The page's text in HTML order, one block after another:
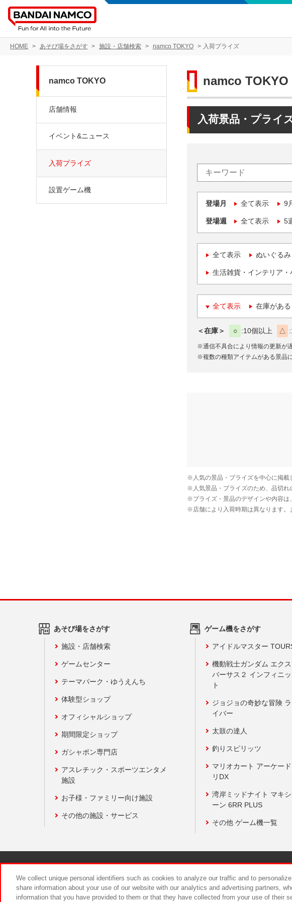
HOME あそび場をさがす 施設・店舗検索 namco TOKYO 入荷プライズ
namco TOKYO
入荷景品・プライ
登場月 全て表示 9
登場週 全て表示 5
全て表示 ぬいぐる
生活雑貨・インテリア・
全て表示 在庫があ
＜在庫＞ ○ 10個以上 △
※通信不具合により情報の更新が
※複数の種類アイテムがある景品
namco TOKYO
店舗情報
イベント&ニュース
入荷プライズ
設置ゲーム機
あそび場をさがす
施設・店舗検索
ゲームセンター
テーマパーク・ゆうえんち
体験型ショップ
オフィシャルショップ
期間限定ショップ
ガシャポン専門店
アスレチック・スポーツエンタメ
施設
お子様・ファミリー向け施設
その他の施設・サービス
ゲーム機をさがす
アイドルマスター
機動戦士ガンダム エク
バーサス２ インフィニ
ト
ジョジョの奇妙な冒険
イバー
太鼓の達人
釣りスピリッツ
マリオカート アーケー
リDX
湾岸ミッドナイト マキシ
ーン 6RR PLUS
その他 ゲーム機一覧
食品のご提供について カス
We collect unique personal identifiers such as cookies to analyze our traffic and to
share information about your use of our website with our analytics and advertising partners,
information that you have provided to them or that they have collected from your use of their